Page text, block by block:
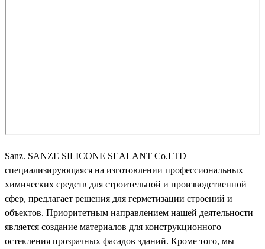
Sanz. SANZE SILICONE SEALANT Co.LTD —
специализирующаяся на изготовлении профессиональных
химических средств для строительной и производственной
сфер, предлагает решения для герметизации строений и
объектов. Приоритетным направлением нашей деятельности
является создание материалов для конструкционного
остекления прозрачных фасадов зданий. Кроме того, мы